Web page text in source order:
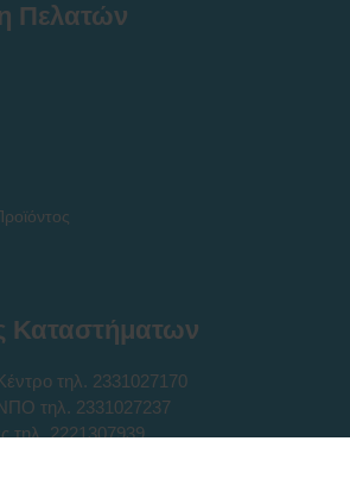
Πελατών
Καταστήματων
τηλ. 2331027170
τηλ. 2331027237
τηλ. 2221307939